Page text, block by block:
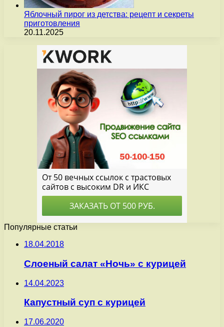
Яблочный пирог из детства: рецепт и секреты
приготовления
20.11.2025
Популярные статьи
18.04.2018
Слоеный салат «Ночь» с курицей
14.04.2023
Капустный суп с курицей
17.06.2020